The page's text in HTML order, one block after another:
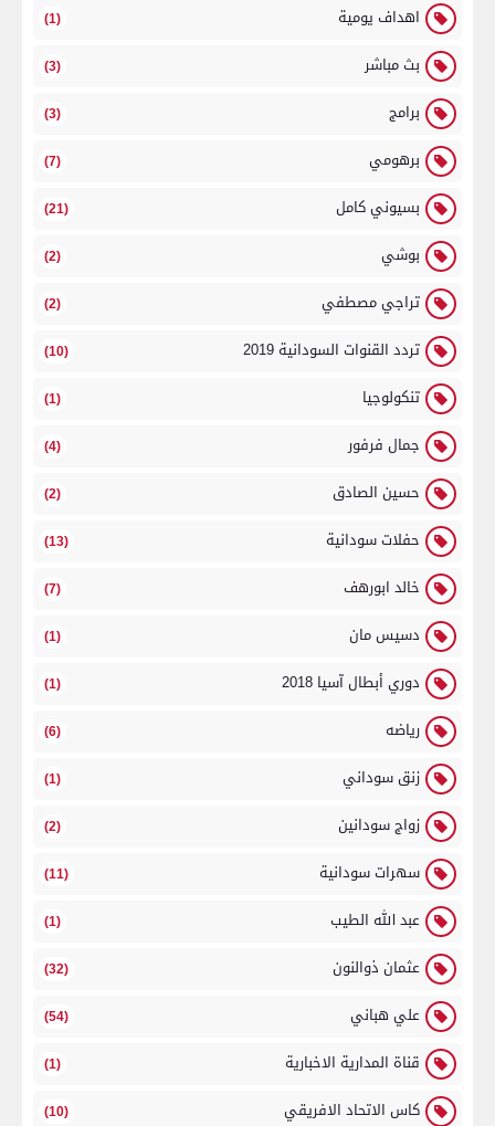
اهداف يومية (1)
بث مباشر (3)
برامج (3)
برهومي (7)
بسيوني كامل (21)
بوشي (2)
تراجي مصطفي (2)
تردد القنوات السودانية 2019 (10)
تنكولوجيا (1)
جمال فرفور (4)
حسين الصادق (2)
حفلات سودانية (13)
خالد ابورهف (7)
دسيس مان (1)
دوري أبطال آسيا 2018 (1)
رياضه (6)
زنق سوداني (1)
زواج سودانين (2)
سهرات سودانية (11)
عبد الله الطيب (1)
عثمان ذوالنون (32)
علي هباني (54)
قناة المدارية الاخبارية (1)
كاس الاتحاد الافريقي (10)